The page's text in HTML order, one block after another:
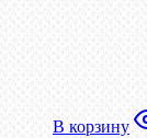
В корзину